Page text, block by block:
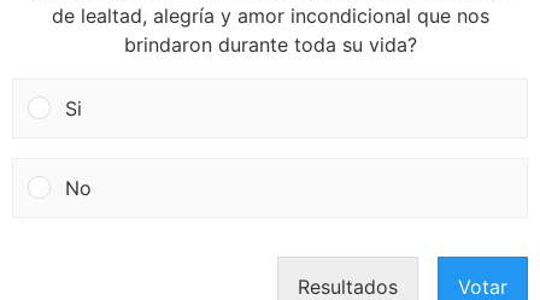
de lealtad, alegría y amor incondicional que nos
brindaron durante toda su vida?
Si
No
Resultados Votar